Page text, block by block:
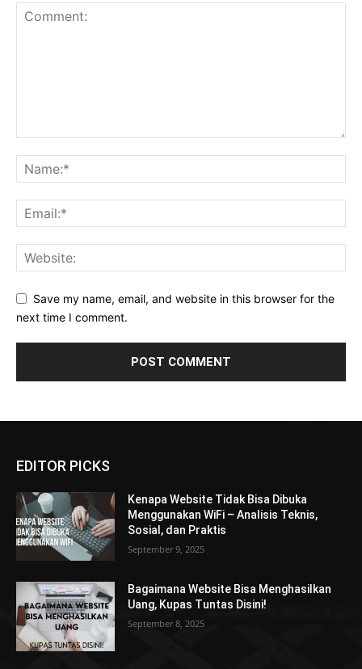
Save my name, email, and website in this browser for the
next time I comment.
EDITOR PICKS
Kenapa Website Tidak Bisa Dibuka
Menggunakan WiFi – Analisis Teknis,
Sosial, dan Praktis
September 9, 2025
Bagaimana Website Bisa Menghasilkan
Uang, Kupas Tuntas Disini!
September 8, 2025